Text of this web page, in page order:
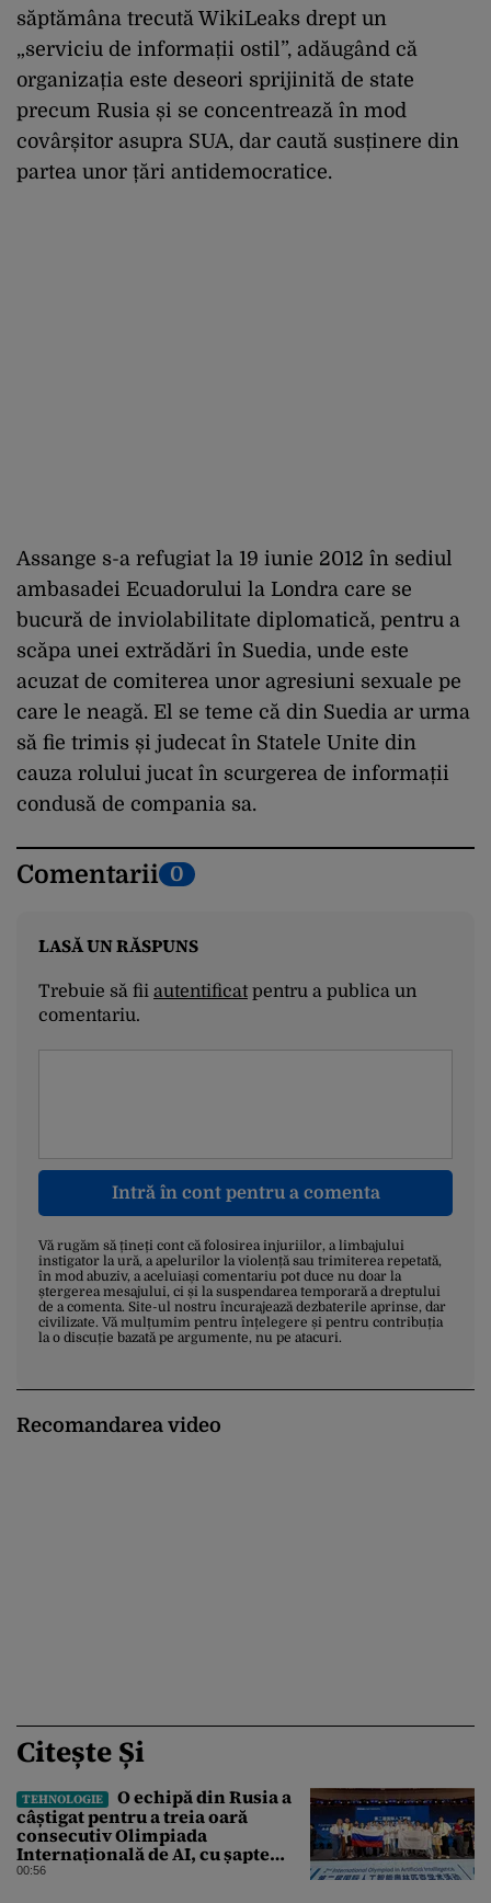
săptămâna trecută WikiLeaks drept un
„serviciu de informații ostil”, adăugând că
organizația este deseori sprijinită de state
precum Rusia și se concentrează în mod
covârșitor asupra SUA, dar caută susținere din
partea unor țări antidemocratice.
Assange s-a refugiat la 19 iunie 2012 în sediul
ambasadei Ecuadorului la Londra care se
bucură de inviolabilitate diplomatică, pentru a
scăpa unei extrădări în Suedia, unde este
acuzat de comiterea unor agresiuni sexuale pe
care le neagă. El se teme că din Suedia ar urma
să fie trimis și judecat în Statele Unite din
cauza rolului jucat în scurgerea de informații
condusă de compania sa.
Comentarii 0
LASĂ UN RĂSPUNS
Trebuie să fii autentificatpentru a publica un
comentariu.
Intră în cont pentru a comenta
Vă rugăm să țineți cont că folosirea injuriilor, a limbajului
instigator la ură, a apelurilor la violență sau trimiterea repetată,
în mod abuziv, a aceluiași comentariu pot duce nu doar la
ștergerea mesajului, ci și la suspendarea temporară a dreptului
de a comenta. Site-ul nostru încurajează dezbaterile aprinse, dar
civilizate. Vă mulțumim pentru înțelegere și pentru contribuția
la o discuție bazată pe argumente, nu pe atacuri.
Recomandarea video
Citește Și
TEHNOLOGIE
O echipă din Rusia a
câștigat pentru a treia oară
consecutiv Olimpiada
Internațională de AI, cu șapte
medalii din aur și una de bronz
00:56